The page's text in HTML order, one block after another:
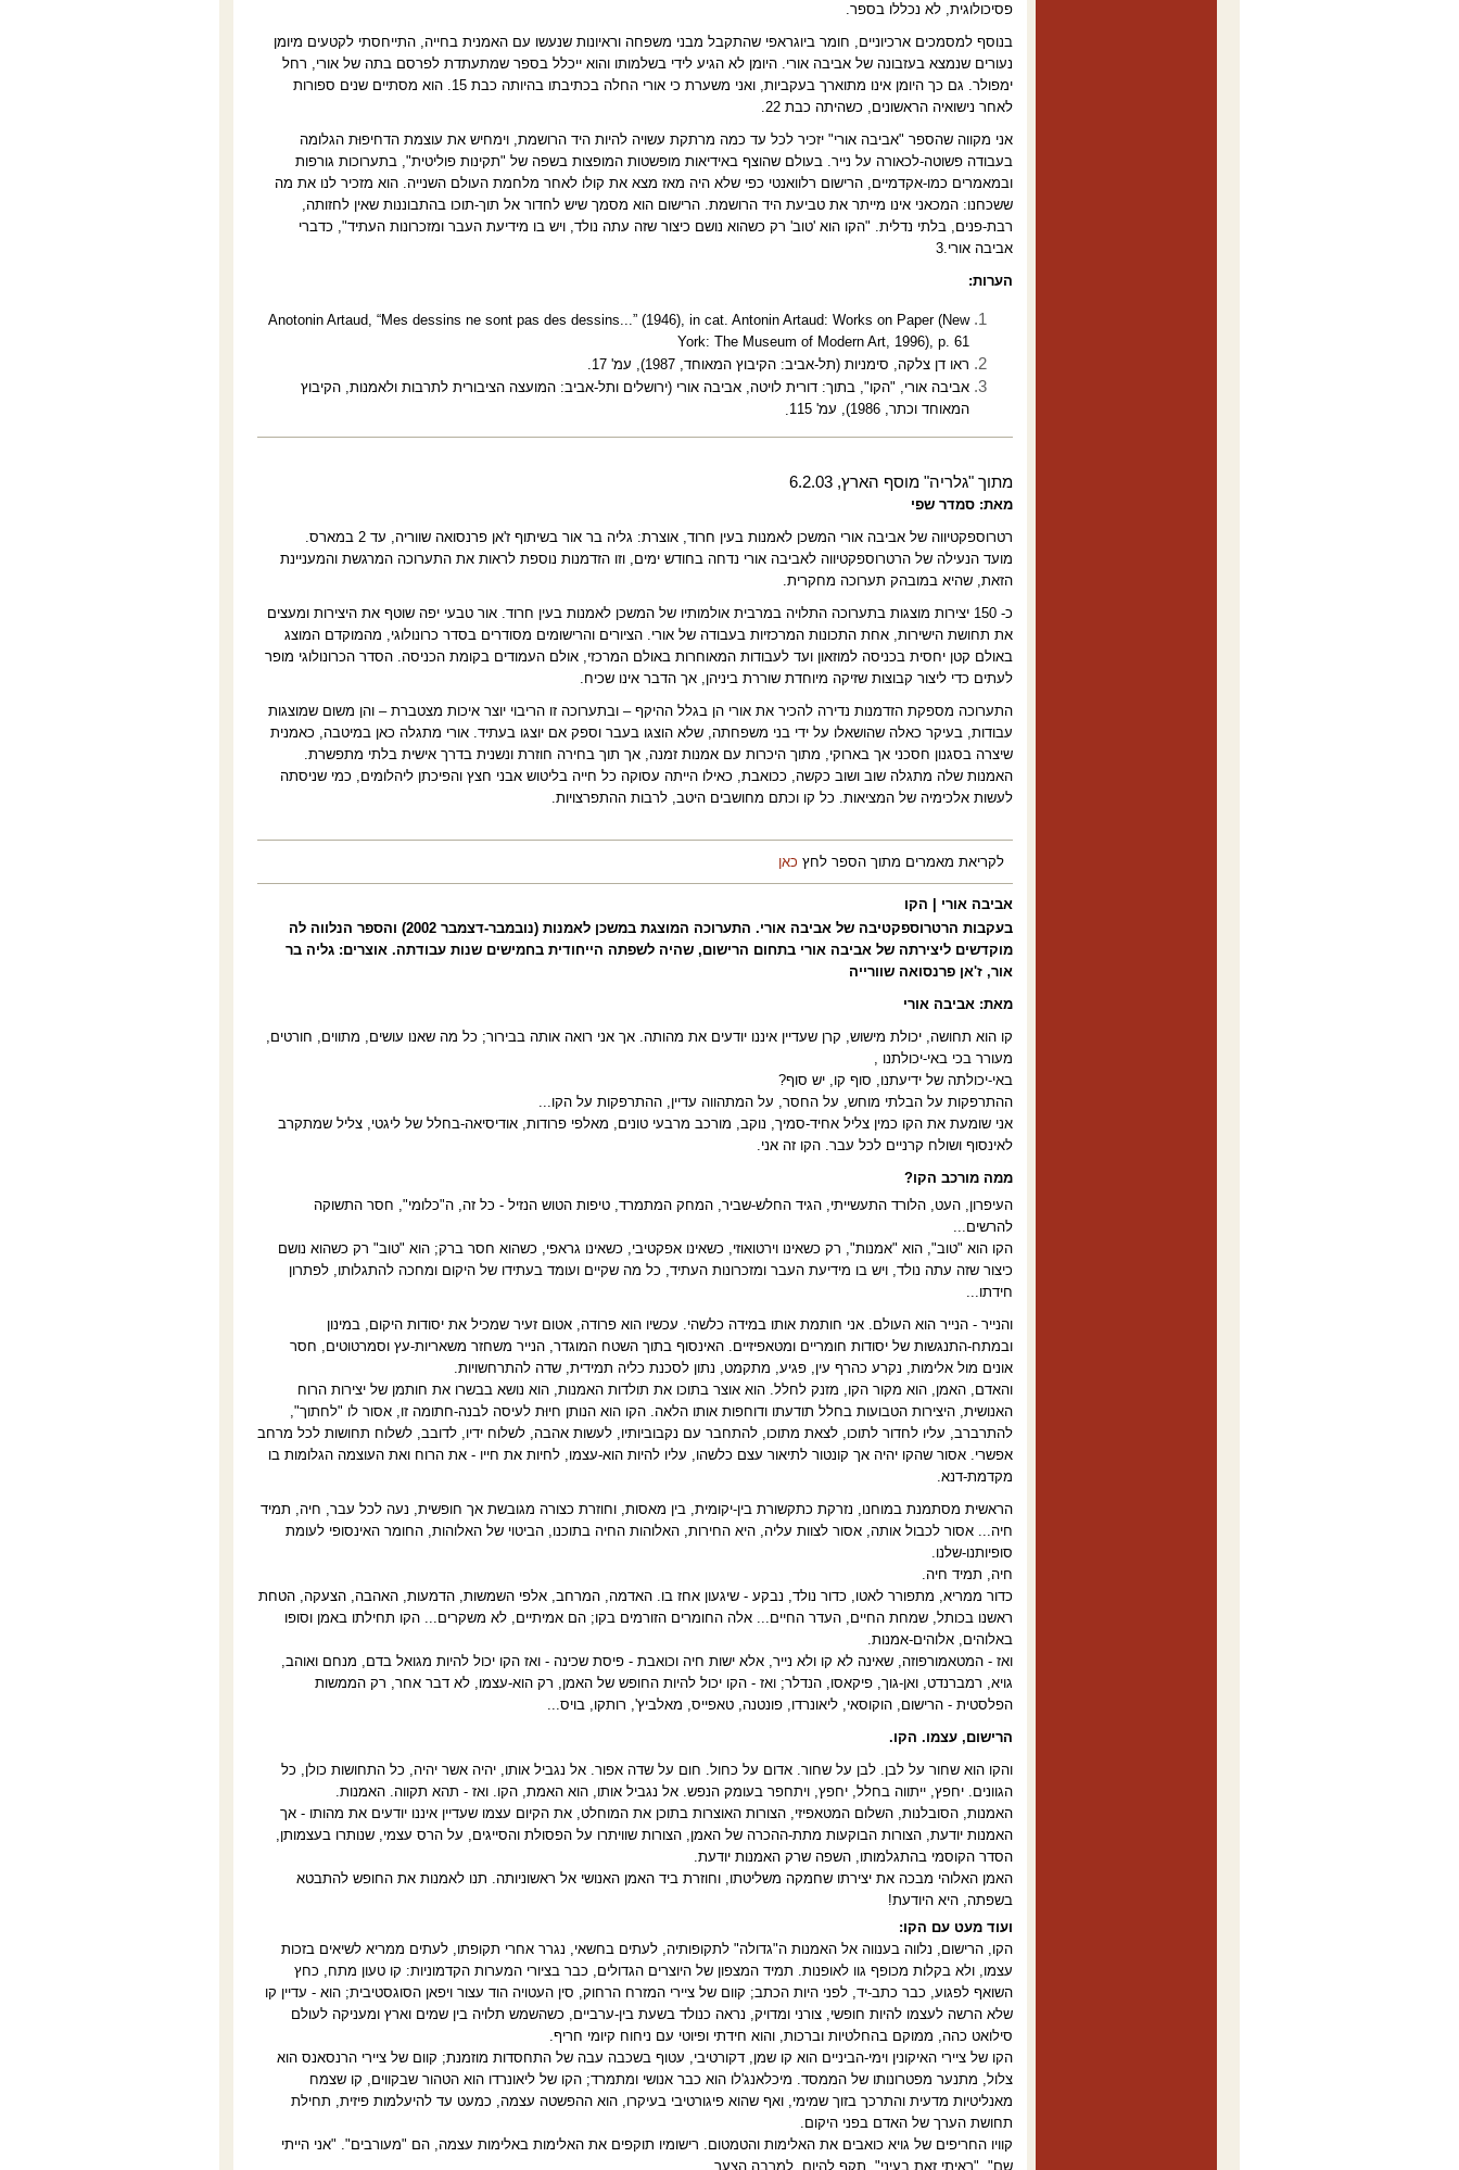
פסיכולוגית, לא נכללו בספר.
בנוסף למסמכים ארכיוניים, חומר ביוגראפי שהתקבל מבני משפחה וראיונות שנעשו עם האמנית בחייה, התייחסתי לקטעים מיומן
נעורים שנמצא בעזבונה של אביבה אורי. היומן לא הגיע לידי בשלמותו והוא ייכלל בספר שמתעתדת לפרסם בתה של אורי, רחל
ימפולר. גם כך היומן אינו מתוארך בעקביות, ואני משערת כי אורי החלה בכתיבתו בהיותה כבת 15. הוא מסתיים שנים ספורות
לאחר נישואיה הראשונים, כשהיתה כבת 22
.
אני מקווה שהספר "אביבה אורי" יזכיר לכל עד כמה מרתקת עשויה להיות היד הרושמת, וימחיש את עוצמת הדחיפוּת הגלומה
בעבודה פשוטה-לכאורה על נייר. בעולם שהוצף באידיאות מופשטות המופצות בשפה של "תקינות פוליטית", בתערוכות גורפות
ובמאמרים כמו-אקדמיים, הרישום רלוואנטי כפי שלא היה מאז מצא את קולו לאחר מלחמת העולם השנייה. הוא מזכיר לנו את מה
ששכחנו: המכאני אינו מייתר את טביעת היד הרושמת. הרישום הוא מסמך שיש לחדור אל תוך-תוכו בהתבוננות שאין לחזותה,
רבת-פנים, בלתי נדלית. "הקו הוא 'טוב' רק כשהוא נושם כיצור שזה עתה נולד, ויש בו מידיעת העבר ומזכרונות העתיד", כדברי
אביבה אורי.3
הערות:
Anotonin Artaud, “Mes dessins ne sont pas des dessins...” (1946), in cat. Antonin Artaud: Works on Paper (New
York: The Museum of Modern Art, 1996), p. 61
ראו דן צלקה, סימניות (תל-אביב: הקיבוץ המאוחד, 1987), עמ' 17
אביבה אורי, "הקו", בתוך: דורית לויטה, אביבה אורי (ירושלים ותל-אביב: המועצה הציבורית לתרבות ולאמנות, הקיבוץ
המאוחד וכתר, 1986), עמ' 115
מתוך "גלריה" מוסף הארץ, 6.2.03
מאת: סמדר שפי
רטרוספקטיווה של אביבה אורי המשכן לאמנות בעין חרוד, אוצרת: גליה בר אור בשיתוף ז'אן פרנסואה שווריה, עד 2 במארס
.
מועד הנעילה של הרטרוספקטיווה לאביבה אורי נדחה בחודש ימים, וזו הזדמנות נוספת לראות את התערוכה המרגשת והמעניינת
הזאת, שהיא במובהק תערוכה מחקרית.
כ- 150 יצירות מוצגות בתערוכה התלויה במרבית אולמותיו של המשכן לאמנות בעין חרוד. אור טבעי יפה שוטף את היצירות ומעצים
את תחושת הישירות, אחת התכונות המרכזיות בעבודה של אורי. הציורים והרישומים מסודרים בסדר כרונולוגי, מהמוקדם המוצג
באולם קטן יחסית בכניסה למוזאון ועד לעבודות המאוחרות באולם המרכזי, אולם העמודים בקומת הכניסה. הסדר הכרונולוגי מופר
לעתים כדי ליצור קבוצות שזיקה מיוחדת שוררת ביניהן, אך הדבר אינו שכיח.
התערוכה מספקת הזדמנות נדירה להכיר את אורי הן בגלל ההיקף – ובתערוכה זו הריבוי יוצר איכות מצטברת – והן משום שמוצגות
עבודות, בעיקר כאלה שהושאלו על ידי בני משפחתה, שלא הוצגו בעבר וספק אם יוצגו בעתיד. אורי מתגלה כאן במיטבה, כאמנית
שיצרה בסגנון חסכני אך בארוקי, מתוך היכרות עם אמנות זמנה, אך תוך בחירה חוזרת ונשנית בדרך אישית בלתי מתפשרת.
האמנות שלה מתגלה שוב ושוב כקשה, ככואבת, כאילו הייתה עסוקה כל חייה בליטוש אבני חצץ והפיכתן ליהלומים, כמי שניסתה
לעשות אלכימיה של המציאות. כל קו וכתם מחושבים היטב, לרבות ההתפרצויות.
לקריאת מאמרים מתוך הספר לחץ כאן
אביבה אורי | הקו
בעקבות הרטרוספקטיבה של אביבה אורי. התערוכה המוצגת במשכן לאמנות (נובמבר-דצמבר 2002) והספר הנלווה לה
מוקדשים ליצירתה של אביבה אורי בתחום הרישום, שהיה לשפתה הייחודית בחמישים שנות עבודתה. אוצרים: גליה בר
אור, ז'אן פרנסואה שוורייה
מאת: אביבה אורי
קו הוא תחושה, יכולת מישוש, קרן שעדיין איננו יודעים את מהותה. אך אני רואה אותה בבירור; כל מה שאנו עושים, מתווים, חורטים,
מעורר בכי באי-יכולתנו ,
באי-יכולתה של ידיעתנו, סוף קו, יש סוף?
ההתרפקות על הבלתי מוחש, על החסר, על המתהווה עדיין, ההתרפקות על הקו...
אני שומעת את הקו כמין צליל אחיד-סמיך, נוקב, מורכב מרבעי טונים, מאלפי פרודות, אודיסיאה-בחלל של ליגטי, צליל שמתקרב
לאינסוף ושולח קרניים לכל עבר. הקו זה אני.
ממה מורכב הקו?
העיפרון, העט, הלורד התעשייתי, הגיד החלש-שביר, המחק המתמרד, טיפות הטוש הנזיל - כל זה, ה"כלומי", חסר התשוקה
להרשים...
הקו הוא "טוב", הוא "אמנות", רק כשאינו וירטואוזי, כשאינו אפקטיבי, כשאינו גראפי, כשהוא חסר ברק; הוא "טוב" רק כשהוא נושם
כיצור שזה עתה נולד, ויש בו מידיעת העבר ומזכרונות העתיד, כל מה שקיים ועומד בעתידו של היקום ומחכה להתגלותו, לפתרון
חידתו...
והנייר - הנייר הוא העולם. אני חותמת אותו במידה כלשהי. עכשיו הוא פרודה, אטום זעיר שמכיל את יסודות היקום, במינון
ובמתח-התנגשות של יסודות חומריים ומטאפיזיים. האינסוף בתוך השטח המוגדר, הנייר משחזר משאריות-עץ וסמרטוטים, חסר
אונים מול אלימות, נקרע כהרף עין, פגיע, מתקמט, נתון לסכנת כליה תמידית, שדה להתרחשויות.
והאדם, האמן, הוא מקור הקו, מזנק לחלל. הוא אוצר בתוכו את תולדות האמנות, הוא נושא בבשרו את חותמן של יצירות הרוח
האנושית, היצירות הטבועות בחלל תודעתו ודוחפות אותו הלאה. הקו הוא הנותן חיוּת לעיסה לבנה-חתומה זו, אסור לו "לחתוך",
להתרברב, עליו לחדור לתוכו, לצאת מתוכו, להתחבר עם נקבוביותיו, לעשות אהבה, לשלוח ידיו, לדובב, לשלוח תחושות לכל מרחב
אפשרי. אסור שהקו יהיה אך קונטור לתיאור עצם כלשהו, עליו להיות הוא-עצמו, לחיות את חייו - את הרוח ואת העוצמה הגלומות בו
מקדמת-דנא.
הראשית מסתמנת במוחנו, נזרקת כתקשורת בין-יקומית, בין מאסות, וחוזרת כצורה מגובשת אך חופשית, נעה לכל עבר, חיה, תמיד
חיה... אסור לכבול אותה, אסור לצוות עליה, היא החירות, האלוהות החיה בתוכנו, הביטוי של האלוהות, החומר האינסופי לעומת
סופיותנו-שלנו.
חיה, תמיד חיה.
כדור ממריא, מתפורר לאטו, כדור נולד, נבקע - שיגעון אחז בו. האדמה, המרחב, אלפי השמשות, הדמעות, האהבה, הצעקה, הטחת
ראשנו בכותל, שמחת החיים, העדר החיים... אלה החומרים הזורמים בקו; הם אמיתיים, לא משקרים... הקו תחילתו באמן וסופו
באלוהים, אלוהים-אמנות.
ואז - המטאמורפוזה, שאינה לא קו ולא נייר, אלא ישות חיה וכואבת - פיסת שכינה - ואז הקו יכול להיות מגואל בדם, מנחם ואוהב,
גויא, רמברנדט, ואן-גוך, פיקאסו, הנדלר; ואז - הקו יכול להיות החופש של האמן, רק הוא-עצמו, לא דבר אחר, רק הממשות
הפלסטית - הרישום, הוקוסאי, ליאונרדו, פונטנה, טאפייס, מאלביץ', רותקו, בויס...
הרישום, עצמו. הקו.
והקו הוא שחור על לבן. לבן על שחור. אדום על כחול. חום על שדה אפור. אל נגביל אותו, יהיה אשר יהיה, כל התחושות כולן, כל
הגוונים. יחפץ, ייתווה בחלל, יחפץ, ויתחפר בעומק הנפש. אל נגביל אותו, הוא האמת, הקו. ואז - תהא תקווה. האמנות.
האמנות, הסובלנות, השלום המטאפיזי, הצורות האוצרות בתוכן את המוחלט, את הקיום עצמו שעדיין איננו יודעים את מהותו - אך
האמנות יודעת, הצורות הבוקעות מתת-ההכרה של האמן, הצורות שוויתרו על הפסולת והסייגים, על הרס עצמי, שנותרו בעצמותן,
הסדר הקוסמי בהתגלמותו, השפה שרק האמנות יודעת.
האמן האלוהי מבכה את יצירתו שחמקה משליטתו, וחוזרת ביד האמן האנושי אל ראשוניותה. תנו לאמנות את החופש להתבטא
בשפתה, היא היודעת!
ועוד מעט עם הקו:
הקו, הרישום, נלווה בענווה אל האמנות ה"גדולה" לתקופותיה, לעתים בחשאי, נגרר אחרי תקופתו, לעתים ממריא לשיאים בזכות
עצמו, ולא בקלות מכופף גוו לאופנות. תמיד המצפון של היוצרים הגדולים, כבר בציורי המערות הקדמוניות: קו טעון מתח, כחץ
השואף לפגוע, כבר כתב-יד, לפני היות הכתב; קוום של ציירי המזרח הרחוק, סין העטויה הוד עצור ויפאן הסוגסטיבית; הוא - עדיין קו
שלא הרשה לעצמו להיות חופשי, צורני ומדויק, נראה כנולד בשעת בין-ערביים, כשהשמש תלויה בין שמים וארץ ומעניקה לעולם
סילואט כהה, ממוקם בהחלטיות וברכות, והוא חידתי ופיוטי עם ניחוח קיומי חריף.
הקו של ציירי האיקונין וימי-הביניים הוא קו שמן, דקורטיבי, עטוף בשכבה עבה של התחסדות מוזמנת; קוום של ציירי הרנסאנס הוא
צלול, מתנער מפטרונותו של הממסד. מיכלאנג'לו הוא כבר אנושי ומתמרד; הקו של ליאונרדו הוא הטהור שבקווים, קו שצמח
מאנליטיות מדעית והתרכך בזוך שמימי, ואף שהוא פיגורטיבי בעיקרו, הוא ההפשטה עצמה, כמעט עד להיעלמות פיזית, תחילת
תחושת הערך של האדם בפני היקום.
קוויו החריפים של גויא כואבים את האלימות והטמטום. רישומיו תוקפים את האלימות באלימות עצמה, הם "מעורבים". "אני הייתי
שם", "ראיתי זאת בעיני", תקף להיום, למרבה הצער